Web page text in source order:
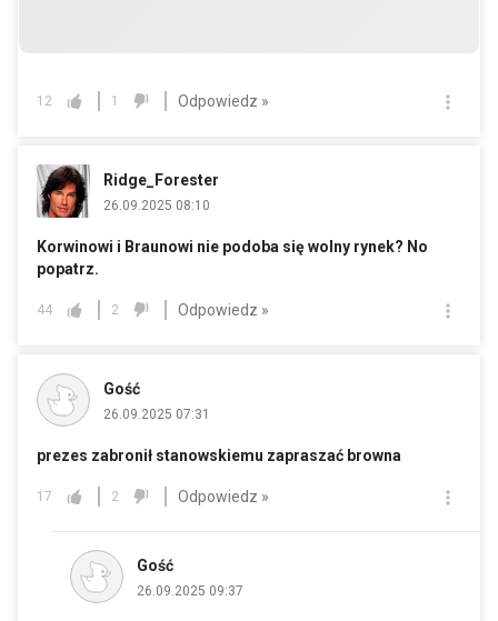
12 1 Odpowiedz »
Ridge_Forester
26.09.2025 08:10
Korwinowi i Braunowi nie podoba się wolny rynek? No
popatrz.
44 2 Odpowiedz »
Gość
26.09.2025 07:31
prezes zabronił stanowskiemu zapraszać browna
17 2 Odpowiedz »
Gość
26.09.2025 09:37